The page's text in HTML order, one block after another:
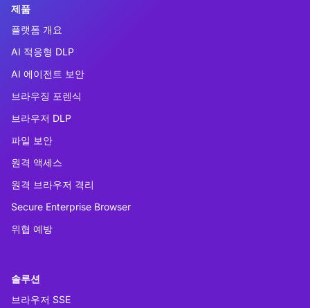
제품
플랫폼 개요
AI 적응형 DLP
AI 에이전트 보안
브라우징 포렌식
브라우저 DLP
파일 보안
원격 액세스
원격 브라우저 격리
Secure Enterprise Browser
위협 예방
솔루션
브라우저 SSE